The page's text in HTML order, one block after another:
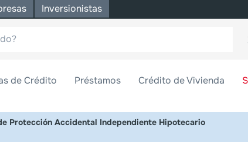
Inversionistas
de Crédito Préstamos Crédito de Vivienda
Protección Accidental Independiente Hipotecario